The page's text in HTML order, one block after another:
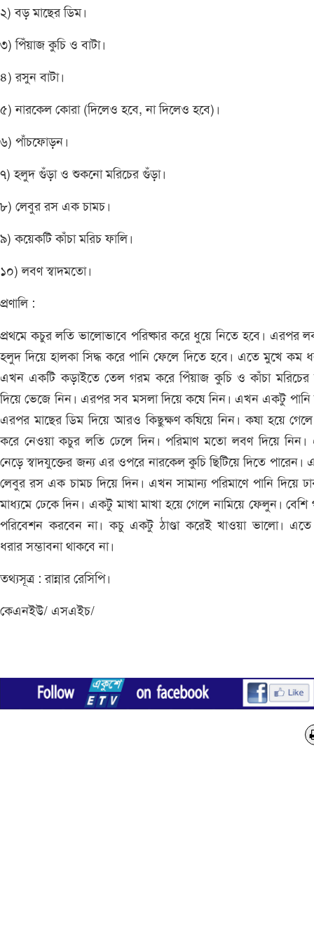
২) বড় মাছের ডিম।
৩) পিঁয়াজ কুচি ও বাটা।
৪) রসুন বাটা।
৫) নারকেল কোরা (দিলেও হবে, না দিলেও হবে)।
৬) পাঁচফোড়ন।
৭) হলুদ গুঁড়া ও শুকনো মরিচের গুঁড়া।
৮) লেবুর রস এক চামচ।
৯) কয়েকটি কাঁচা মরিচ ফালি।
১০) লবণ স্বাদমতো।
প্রণালি :
প্রথমে কচুর লতি ভালোভাবে পরিষ্কার করে ধুয়ে নিতে হবে। এরপর
হলুদ দিয়ে হালকা সিদ্ধ করে পানি ফেলে দিতে হবে। এতে মুখে কম
এখন একটি কড়াইতে তেল গরম করে পিঁয়াজ কুচি ও কাঁচা মরিচের
দিয়ে ভেজে নিন। এরপর সব মসলা দিয়ে কষে নিন। এখন একটু পানি
এরপর মাছের ডিম দিয়ে আরও কিছুক্ষণ কষিয়ে নিন। কষা হয়ে গেলে
করে নেওয়া কচুর লতি ঢেলে দিন। পরিমাণ মতো লবণ দিয়ে
নেড়ে স্বাদযুক্তের জন্য এর ওপরে নারকেল কুচি ছিটিয়ে দিতে পারেন।
লেবুর রস এক চামচ দিয়ে দিন। এখন সামান্য পরিমাণে পানি দিয়ে
মাধ্যমে ঢেকে দিন। একটু মাখা মাখা হয়ে গেলে নামিয়ে ফেলুন। বেশি
পরিবেশন করবেন না। কচু একটু ঠাণ্ডা করেই খাওয়া ভালো।
ধরার সম্ভাবনা থাকবে না।
তথ্যসূত্র : রান্নার রেসিপি।
কেএনইউ/ এসএইচ/